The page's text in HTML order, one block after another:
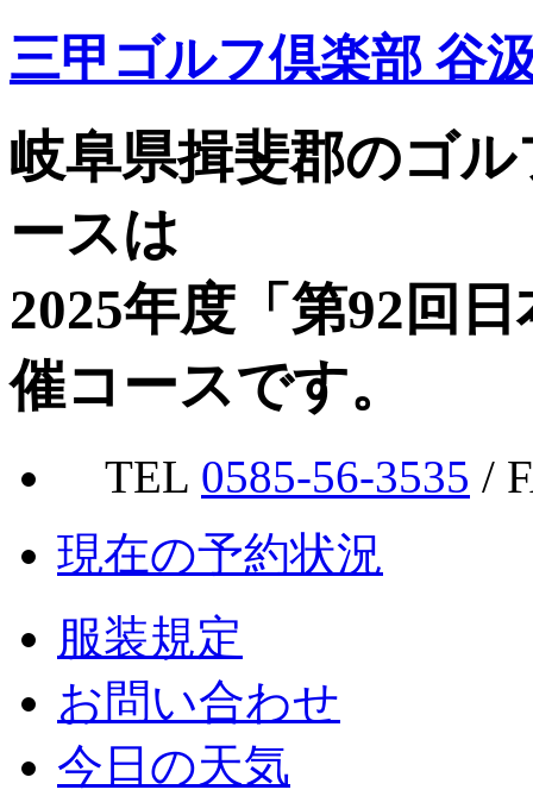
三甲ゴルフ倶楽部 谷
岐阜県揖斐郡のゴ
ースは
2025年度「第92回
催コースです。
TEL 0585-56-3535 /
現在の予約状況
服装規定
お問い合わせ
今日の天気